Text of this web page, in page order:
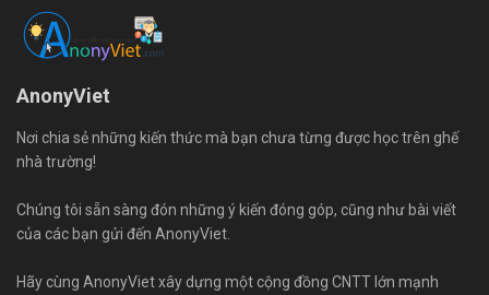
AnonyViet
Nơi chia sẻ những kiến thức mà bạn chưa từng được học trên ghế
nhà trường!
Chúng tôi sẵn sàng đón những ý kiến đóng góp, cũng như bài viết
của các bạn gửi đến AnonyViet.
Hãy cùng AnonyViet xây dựng một cộng đồng CNTT lớn mạnh